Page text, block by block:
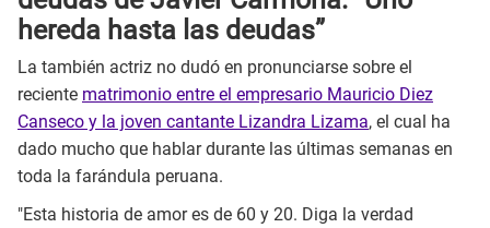
hereda hasta las deudas”
La también actriz no dudó en pronunciarse sobre el
reciente matrimonio entre el empresario Mauricio Diez
Canseco y la joven cantante Lizandra Lizama, el cual ha
dado mucho que hablar durante las últimas semanas en
toda la farándula peruana.
"Esta historia de amor es de 60 y 20. Diga la verdad